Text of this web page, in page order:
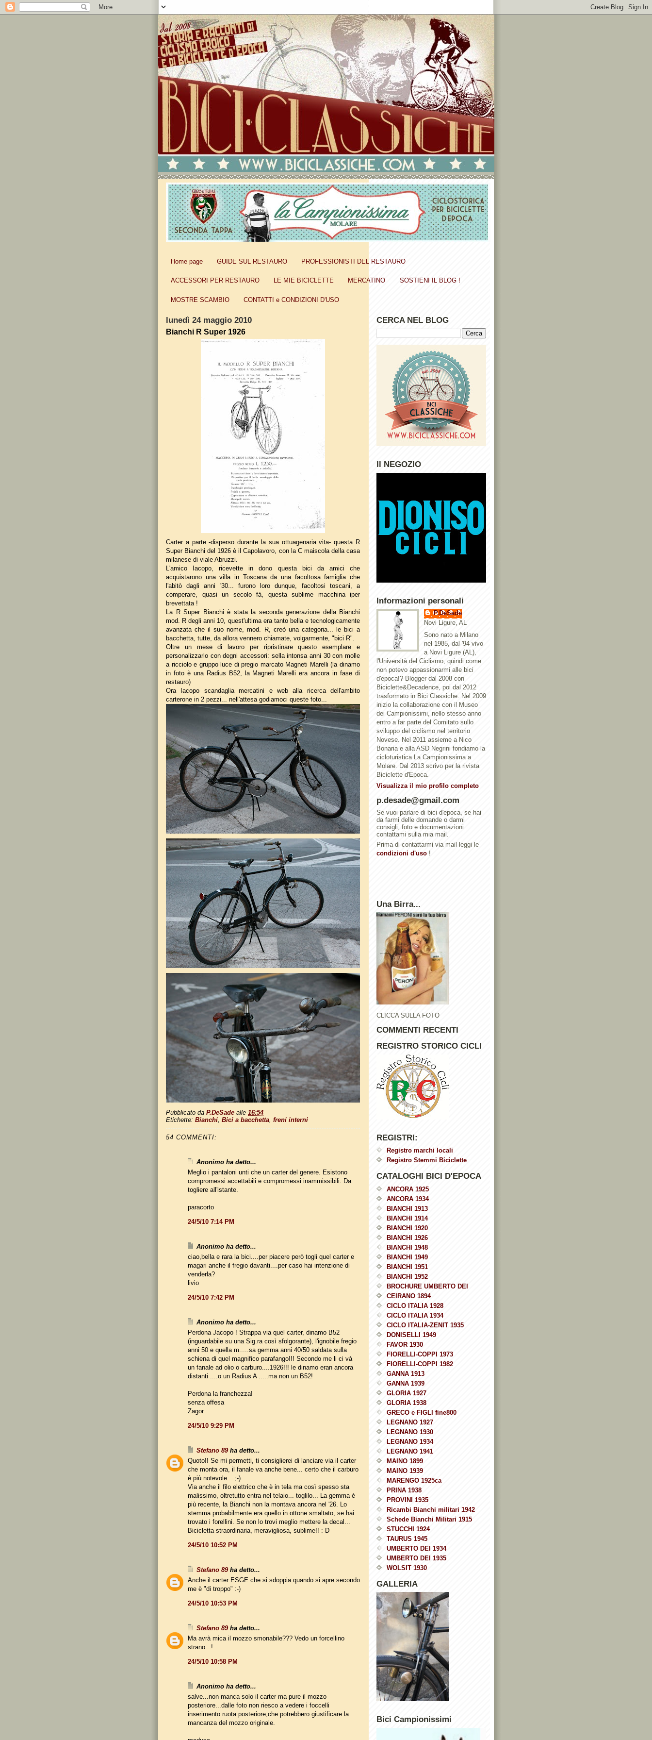
Home page GUIDE SUL RESTAURO PROFESSIONISTI DEL RESTAURO
ACCESSORI PER RESTAURO LE MIE BICICLETTE MERCATINO SOSTIENI IL BLOG !
MOSTRE SCAMBIO CONTATTI e CONDIZIONI D'USO
lunedì 24 maggio 2010
Bianchi R Super 1926
Carter a parte -disperso durante la sua ottuagenaria vita- questa R
Super Bianchi del 1926 è il Capolavoro, con la C maiscola della casa
milanese di viale Abruzzi.
L'amico Iacopo, ricevette in dono questa bici da amici che
acquistarono una villa in Toscana da una facoltosa famiglia che
l'abitò dagli anni '30... furono loro dunque, facoltosi toscani, a
comperare, quasi un secolo fà, questa sublime macchina iper
brevettata !
La R Super Bianchi è stata la seconda generazione della Bianchi
mod. R degli anni 10, quest'ultima era tanto bella e tecnologicamente
avanzata che il suo nome, mod. R, creò una categoria... le bici a
bacchetta, tutte, da allora vennero chiamate, volgarmente, "bici R".
Oltre un mese di lavoro per ripristinare questo esemplare e
personalizzarlo con degni accessori: sella intonsa anni 30 con molle
a ricciolo e gruppo luce di pregio marcato Magneti Marelli (la dinamo
in foto è una Radius B52, la Magneti Marelli era ancora in fase di
restauro)
Ora Iacopo scandaglia mercatini e web alla ricerca dell'ambito
carterone in 2 pezzi... nell'attesa godiamoci queste foto...
Pubblicato da P.DeSade alle 16:54
Etichette: Bianchi Bici a bacchetta freni interni
54 COMMENTI:
Anonimo ha detto...
Meglio i pantaloni unti che un carter del genere. Esistono
compromessi accettabili e compromessi inammissibili. Da
togliere all'istante.
paracorto
24/5/10 7:14 PM
Anonimo ha detto...
ciao,bella e rara la bici....per piacere però togli quel carter e
magari anche il fregio davanti....per caso hai intenzione di
venderla?
livio
24/5/10 7:42 PM
Anonimo ha detto...
Perdona Jacopo ! Strappa via quel carter, dinamo B52
(inguardabile su una Sig.ra così sfolgorante), l'ignobile fregio
anni 50 e quella m.....sa gemma anni 40/50 saldata sulla
schiena di quel magnifico parafango!!! Secondo me li ci và
un fanale ad olio o carburo....1926!!! le dinamo eran ancora
distanti ....o un Radius A .....ma non un B52!
Perdona la franchezza!
senza offesa
Zagor
24/5/10 9:29 PM
Stefano 89ha detto...
Quoto!! Se mi permetti, ti consiglierei di lanciare via il carter
che monta ora, il fanale va anche bene... certo che il carburo
è più notevole... ;-)
Via anche il filo elettrico che è in tela ma così spesso sta
malissimo, oltretutto entra nel telaio... toglilo... La gemma è
più recente, la Bianchi non la montava ancora nel '26. Lo
stemma probabilmente era quello in ottone smaltato, se hai
trovato i forellini. Se non lo trovi meglio mettere la decal...
Bicicletta straordinaria, meravigliosa, sublime!! :-D
24/5/10 10:52 PM
Stefano 89ha detto...
Anche il carter ESGE che si sdoppia quando si apre secondo
me è "di troppo" :-)
24/5/10 10:53 PM
Stefano 89ha detto...
Ma avrà mica il mozzo smonabile??? Vedo un forcellino
strano...!
24/5/10 10:58 PM
Anonimo ha detto...
salve...non manca solo il carter ma pure il mozzo
posteriore...dalle foto non riesco a vedere i foccelli
inserimento ruota posteriore,che potrebbero giustificare la
mancanza del mozzo originale.
CERCA NEL BLOG
Il NEGOZIO
Informazioni personali
P.DeSade
Novi Ligure, AL
Sono nato a Milano
nel 1985, dal '94 vivo
a Novi Ligure (AL),
l'Università del Ciclismo, quindi come
non potevo appassionarmi alle bici
d'epoca!? Blogger dal 2008 con
Biciclette&Decadence, poi dal 2012
trasformato in Bici Classiche. Nel 2009
inizio la collaborazione con il Museo
dei Campionissimi, nello stesso anno
entro a far parte del Comitato sullo
sviluppo del ciclismo nel territorio
Novese. Nel 2011 assieme a Nico
Bonaria e alla ASD Negrini fondiamo la
cicloturistica La Campionissima a
Molare. Dal 2013 scrivo per la rivista
Biciclette d'Epoca.
Visualizza il mio profilo completo
p.desade@gmail.com
Se vuoi parlare di bici d'epoca, se hai
da farmi delle domande o darmi
consigli, foto e documentazioni
contattami sulla mia mail.
Prima di contattarmi via mail leggi le
condizioni d'uso !
Una Birra...
CLICCA SULLA FOTO
COMMENTI RECENTI
REGISTRO STORICO CICLI
REGISTRI:
Registro marchi locali
Registro Stemmi Biciclette
CATALOGHI BICI D'EPOCA
ANCORA 1925
ANCORA 1934
BIANCHI 1913
BIANCHI 1914
BIANCHI 1920
BIANCHI 1926
BIANCHI 1948
BIANCHI 1949
BIANCHI 1951
BIANCHI 1952
BROCHURE UMBERTO DEI
CEIRANO 1894
CICLO ITALIA 1928
CICLO ITALIA 1934
CICLO ITALIA-ZENIT 1935
DONISELLI 1949
FAVOR 1930
FIORELLI-COPPI 1973
FIORELLI-COPPI 1982
GANNA 1913
GANNA 1939
GLORIA 1927
GLORIA 1938
GRECO e FIGLI fine800
LEGNANO 1927
LEGNANO 1930
LEGNANO 1934
LEGNANO 1941
MAINO 1899
MAINO 1939
MARENGO 1925ca
PRINA 1938
PROVINI 1935
Ricambi Bianchi militari 1942
Schede Bianchi Militari 1915
STUCCHI 1924
TAURUS 1945
UMBERTO DEI 1934
UMBERTO DEI 1935
WOLSIT 1930
GALLERIA
Bici Campionissimi